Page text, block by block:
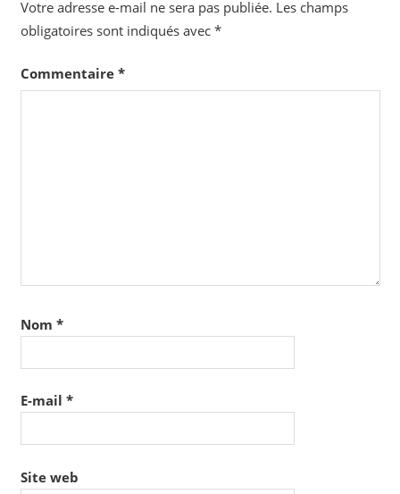
Votre adresse e-mail ne sera pas publiée. Les champs
obligatoires sont indiqués avec *
Commentaire *
Nom *
E-mail *
Site web